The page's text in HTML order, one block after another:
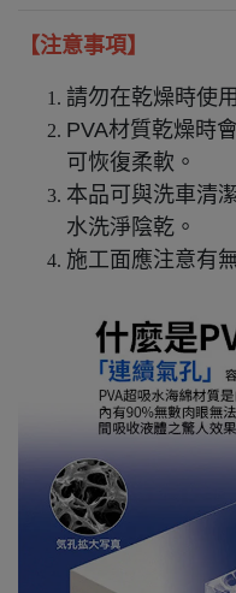
【注意事項】
請勿在乾燥時使
PVA材質乾燥時
可恢復柔軟。
本品可與洗車清
水洗淨陰乾。
施工面應注意有